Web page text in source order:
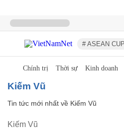
# ASEAN
Chính trị Thời sự Kinh doanh
Kiếm Vũ
Tin tức mới nhất về Kiếm Vũ
Kiếm Vũ